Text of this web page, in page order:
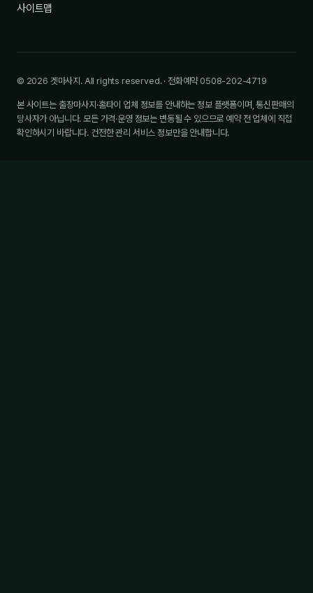
사이트맵
© 2026 겟마사지. All rights reserved. · 전화예약 0508-202-4719
본 사이트는 출장마사지·홈타이 업체 정보를 안내하는 정보 플랫폼이며, 통신판매의
당사자가 아닙니다. 모든 가격·운영 정보는 변동될 수 있으므로 예약 전 업체에 직접
확인하시기 바랍니다. 건전한 관리 서비스 정보만을 안내합니다.